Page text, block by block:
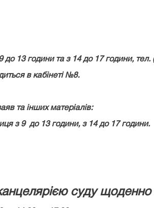
13 години та з 14 до 17 години, тел.
в кабінеті №8.
та інших матеріалів:
з 9 до 13 години, з 14 до 17 години.
суду щоденно